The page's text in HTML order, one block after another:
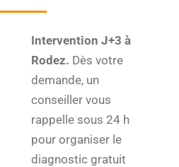
Intervention J+3 à
Rodez. Dès votre
demande, un
conseiller vous
rappelle sous 24 h
pour organiser le
diagnostic gratuit